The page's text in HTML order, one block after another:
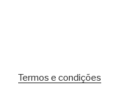
Termos e condições